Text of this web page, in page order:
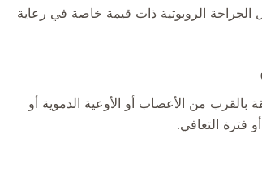
الجراحة الروبوتية ذات قيمة خاصة في رعاية
من الأعصاب أو الأوعية الدموية أو
فترة التعافي.